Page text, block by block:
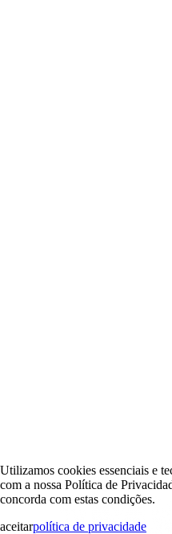
Utilizamos cookies essenciais e
com a nossa Política de
concorda com estas condições.
aceitarpolítica de privacidade